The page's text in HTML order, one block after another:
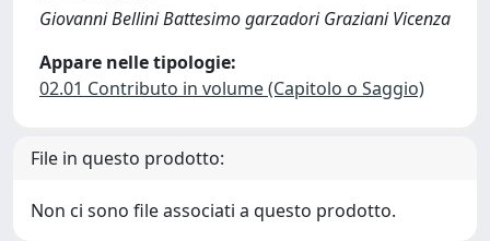
Giovanni Bellini Battesimo garzadori Graziani Vicenza
Appare nelle tipologie:
02.01 Contributo in volume (Capitolo o Saggio)
File in questo prodotto:
Non ci sono file associati a questo prodotto.